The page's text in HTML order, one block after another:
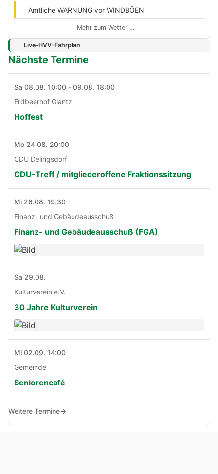
Amtliche WARNUNG vor WINDBÖEN
Mehr zum Wetter …
Live-HVV-Fahrplan
Nächste Termine
Sa 08.08. 10:00 - 09.08. 18:00
Erdbeerhof Glantz
Hoffest
Mo 24.08. 20:00
CDU Delingsdorf
CDU-Treff / mitgliederoffene Fraktionssitzung
Mi 26.08. 19:30
Finanz- und Gebäudeausschuß
Finanz- und Gebäudeausschuß (FGA)
Sa 29.08.
Kulturverein e.V.
30 Jahre Kulturverein
Mi 02.09. 14:00
Gemeinde
Seniorencafé
Weitere Termine→